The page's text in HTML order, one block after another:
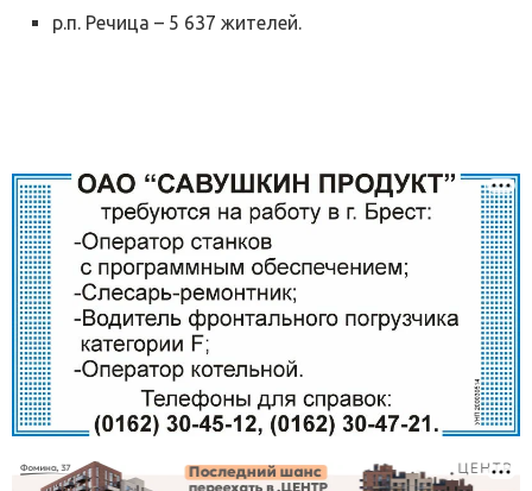
р.п. Речица – 5 637 жителей.